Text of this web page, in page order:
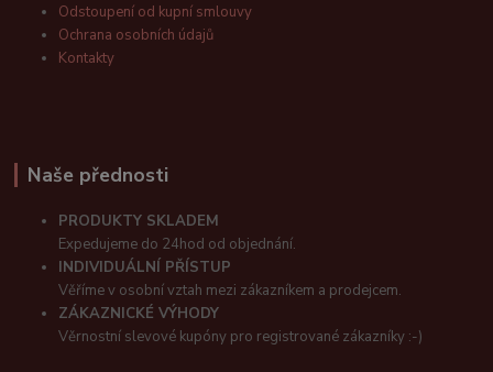
Odstoupení od kupní smlouvy
Ochrana osobních údajů
Kontakty
Naše přednosti
PRODUKTY SKLADEM
Expedujeme do 24hod od objednání.
INDIVIDUÁLNÍ PŘÍSTUP
Věříme v osobní vztah mezi zákazníkem a prodejcem.
ZÁKAZNICKÉ VÝHODY
Věrnostní slevové kupóny pro registrované zákazníky :-)